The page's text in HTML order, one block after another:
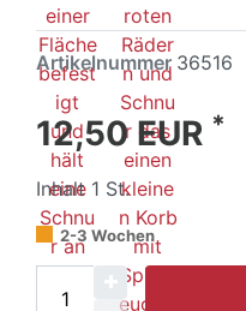
Artikelnummer 36516
12,50 EUR *
Inhalt 1 St.
2-3 Wochen